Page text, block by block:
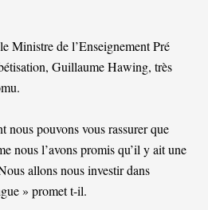
Ministre de l’Enseignement Pré
Guillaume Hawing, très
nous pouvons vous rassurer que
nous l’avons promis qu’il y ait une
allons nous investir dans
» promet t-il.